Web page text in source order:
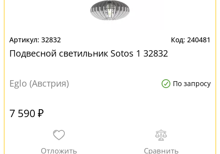
32832 240481
Подвесной светильник Sotos 1 32832
Eglo (Австрия) По запросу
7 590 ₽